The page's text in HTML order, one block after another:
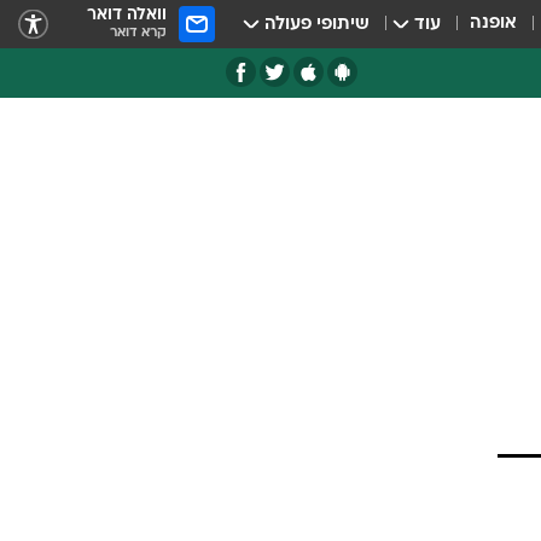
אופנה עוד שיתופי פעולה וואלה דואר
קרא דואר